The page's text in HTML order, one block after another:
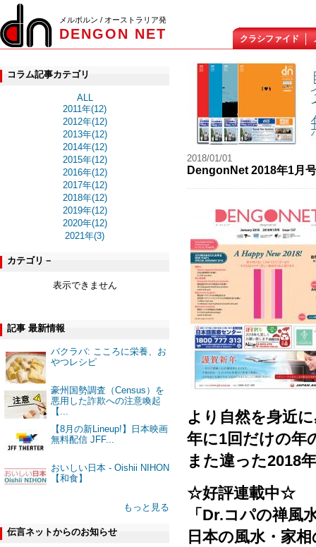
メルボルン / オーストラリア発
DENGON NET クラシファイド
コラム記事カテゴリ
ALL
2011年(12)
2012年(12)
2013年(12)
2014年(12)
2015年(12)
2016年(12)
2017年(12)
2018年(12)
2019年(12)
2020年(12)
2021年(3)
カテゴリ－
表示できません
記事 最新情報
バクラバ: こころに栄養、お
やつレシピ
豪州国勢調査（Census）を
悪用した詐欺への注意喚起
【...
【8月の新Lineup!】日本映画
無料配信 JFF...
おいしい日本 - Oishii NIHON
【和食】
もっと見る
伝言ネットからのお知らせ
2018/01/01
DengonNet 2018年1月
より自然を身近
年に1回だけの年
また違った2018
☆好評連載中☆
「Dr.コパの禅風
日本の風水・家